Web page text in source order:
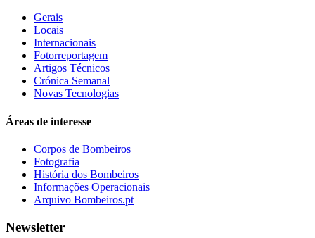
Gerais
Locais
Internacionais
Fotorreportagem
Artigos Técnicos
Crónica Semanal
Novas Tecnologias
Áreas de interesse
Corpos de Bombeiros
Fotografia
História dos Bombeiros
Informações Operacionais
Arquivo Bombeiros.pt
Newsletter